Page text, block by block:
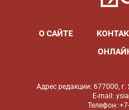
О САЙТЕ
Адрес редакции: 677000, г.
E-mail:
Телефон: